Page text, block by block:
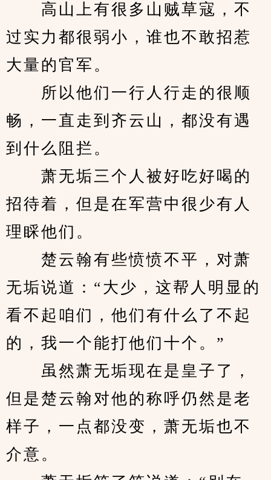
高山上有很多山贼草寇，不
过实力都很弱小，谁也不敢招惹
大量的官军。
所以他们一行人行走的很顺
畅，一直走到齐云山，都没有遇
到什么阻拦。
萧无垢三个人被好吃好喝的
招待着，但是在军营中很少有人
理睬他们。
楚云翰有些愤愤不平，对萧
无垢说道：“大少，这帮人明显的
看不起咱们，他们有什么了不起
的，我一个能打他们十个。”
虽然萧无垢现在是皇子了，
但是楚云翰对他的称呼仍然是老
样子，一点都没变，萧无垢也不
介意。